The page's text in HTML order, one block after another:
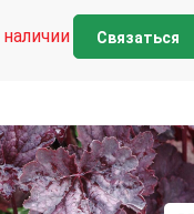
Связаться